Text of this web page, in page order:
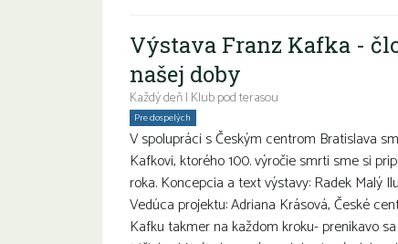
Výstava Franz Kafka -
našej doby
Každý deň | Klub pod terasou
Pre dospelých
V spolupráci s Českým centrom Bratislava
Kafkovi, ktorého 100. výročie smrti sme si
roka. Koncepcia a text výstavy: Radek Malý
Vedúca projektu: Adriana Krásová, České
Kafku takmer na každom kroku- prenikavo